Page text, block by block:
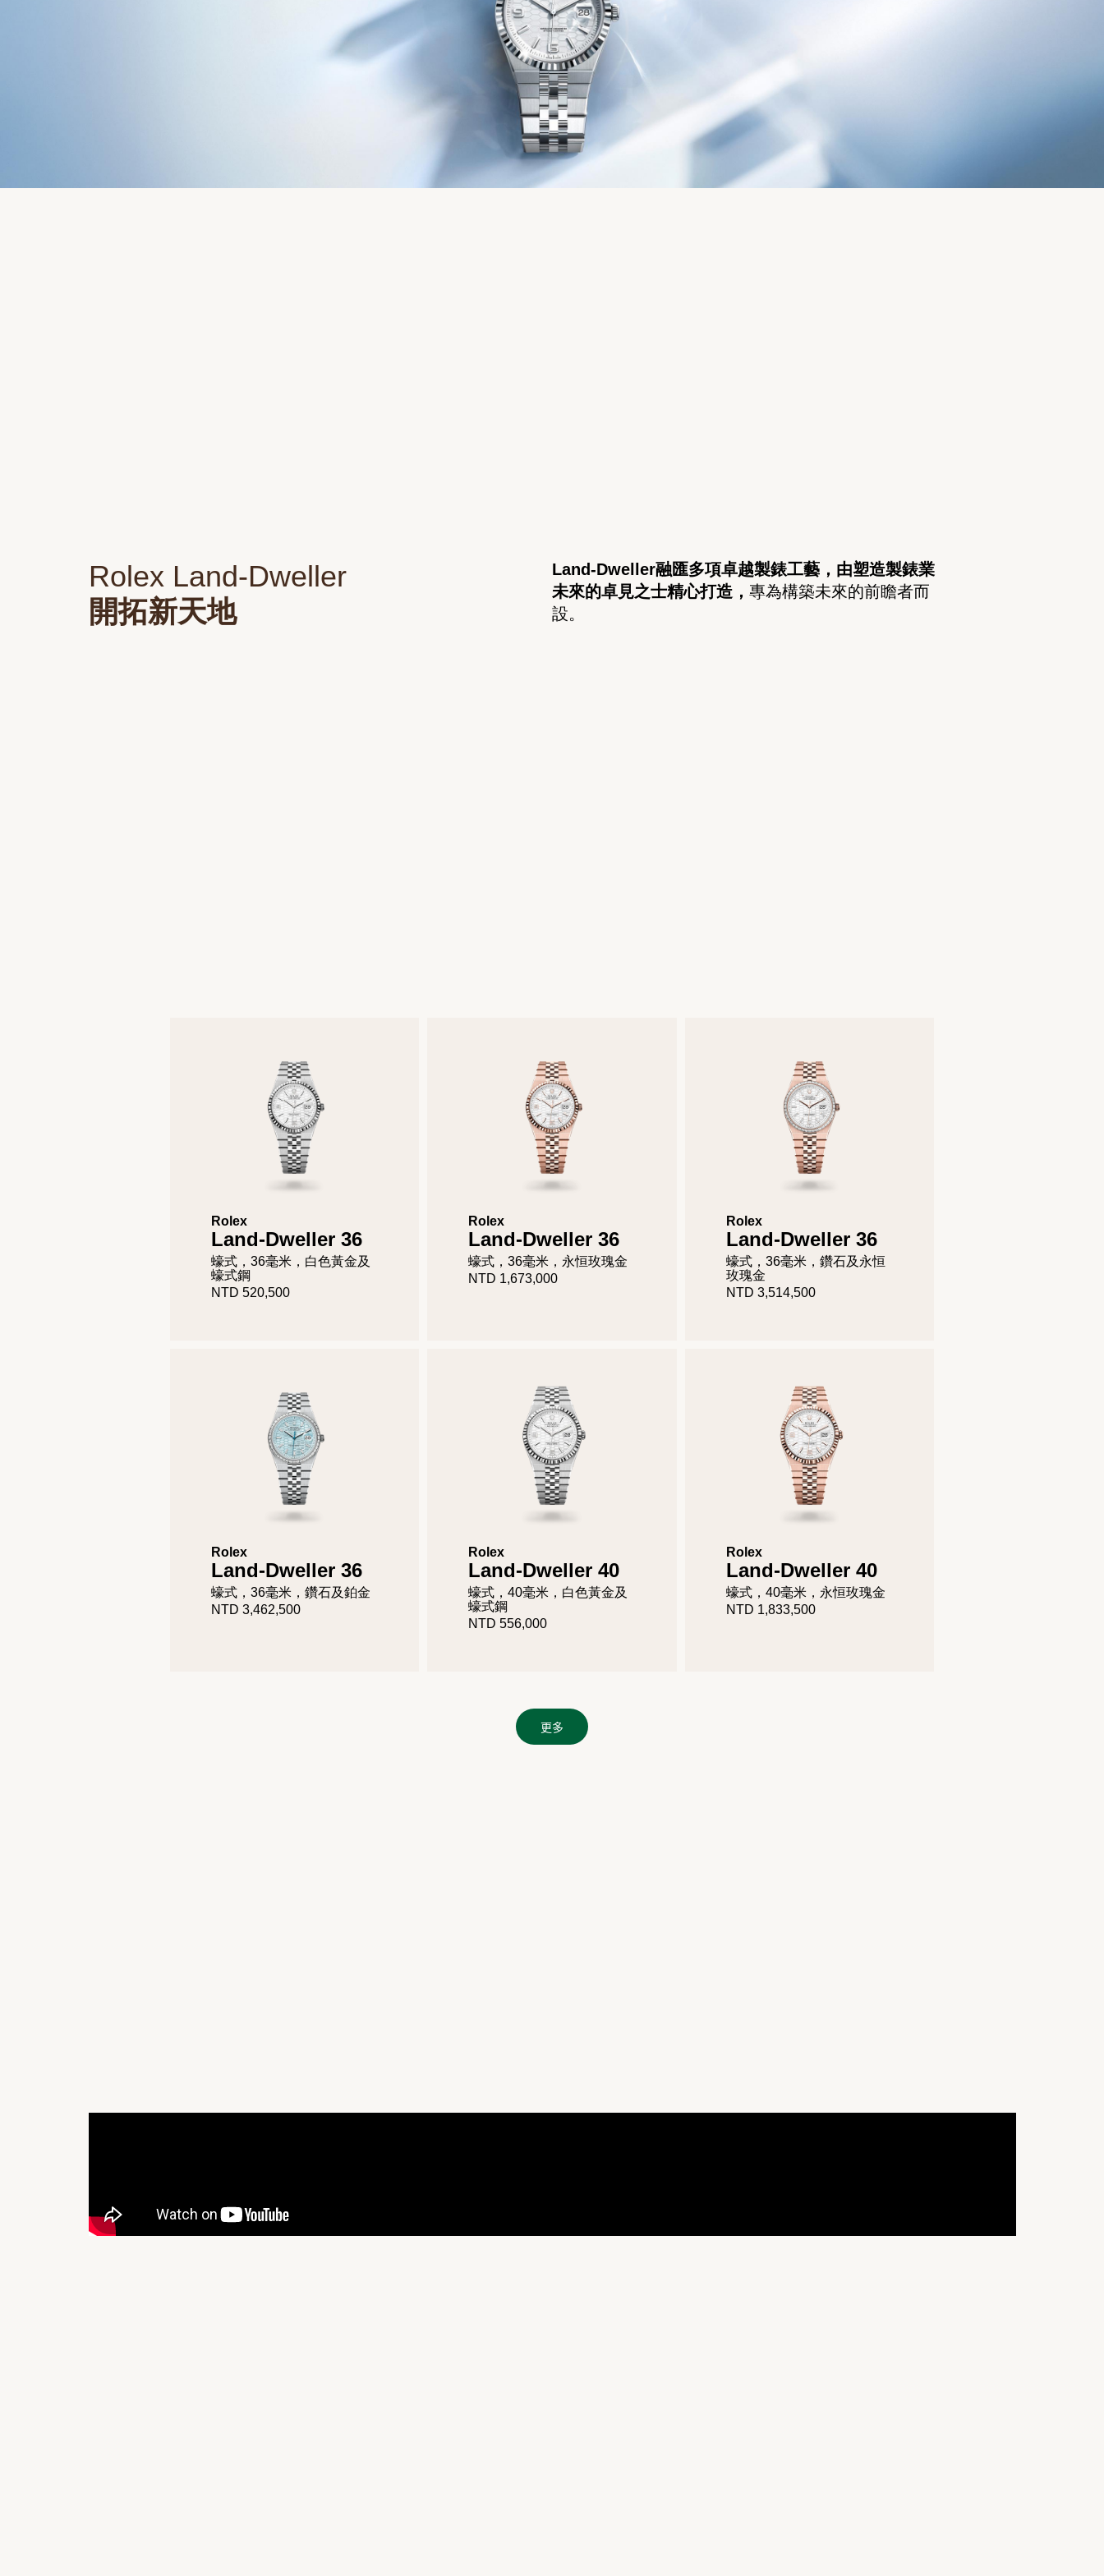
Rolex Land-Dweller
開拓新天地
Land-Dweller融匯多項卓越製錶工藝， 由塑造製錶業
未來的卓見之士精心打造， 專為構築未來的前瞻者而
設。
Rolex
Land-Dweller 36
蠔式，36毫米，白色黃金及
蠔式鋼
NTD 520,500
Rolex
Land-Dweller 36
蠔式，36毫米，永恒玫瑰金
NTD 1,673,000
Rolex
Land-Dweller 36
蠔式，36毫米，鑽石及永恒
玫瑰金
NTD 3,514,500
Rolex
Land-Dweller 36
蠔式，36毫米，鑽石及鉑金
NTD 3,462,500
Rolex
Land-Dweller 40
蠔式，40毫米，白色黃金及
蠔式鋼
NTD 556,000
Rolex
Land-Dweller 40
蠔式，40毫米，永恒玫瑰金
NTD 1,833,500
更多